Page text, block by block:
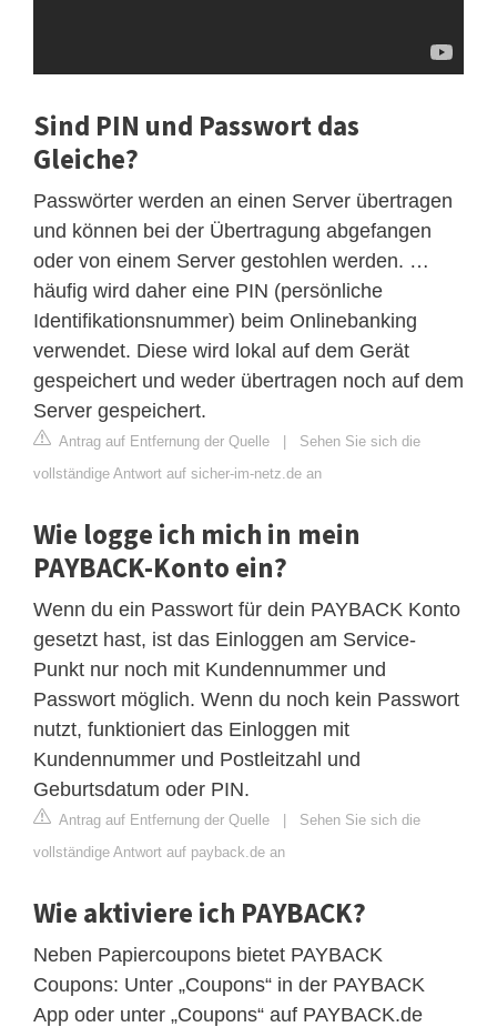
Sind PIN und Passwort das
Gleiche?
Passwörter werden an einen Server übertragen
und können bei der Übertragung abgefangen
oder von einem Server gestohlen werden. …
häufig wird daher eine PIN (persönliche
Identifikationsnummer) beim Onlinebanking
verwendet. Diese wird lokal auf dem Gerät
gespeichert und weder übertragen noch auf dem
Server gespeichert.
Antrag auf Entfernung der Quelle | Sehen Sie sich die
vollständige Antwort auf sicher-im-netz.de an
Wie logge ich mich in mein
PAYBACK-Konto ein?
Wenn du ein Passwort für dein PAYBACK Konto
gesetzt hast, ist das Einloggen am Service-
Punkt nur noch mit Kundennummer und
Passwort möglich. Wenn du noch kein Passwort
nutzt, funktioniert das Einloggen mit
Kundennummer und Postleitzahl und
Geburtsdatum oder PIN.
Antrag auf Entfernung der Quelle | Sehen Sie sich die
vollständige Antwort auf payback.de an
Wie aktiviere ich PAYBACK?
Neben Papiercoupons bietet PAYBACK
Coupons: Unter „Coupons“ in der PAYBACK
App oder unter „Coupons“ auf PAYBACK.de